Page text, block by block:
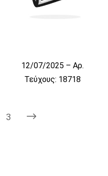
12/07/2025 – Αρ.
Τεύχους: 18718
3